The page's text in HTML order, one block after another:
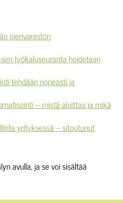
pienvaraston
työkaluseuranta hoidetaan
tehdään nopeasti ja
– mistä aloittaa ja mikä
yrityksessä – sitoutunut
avulla, ja se voi sisältää